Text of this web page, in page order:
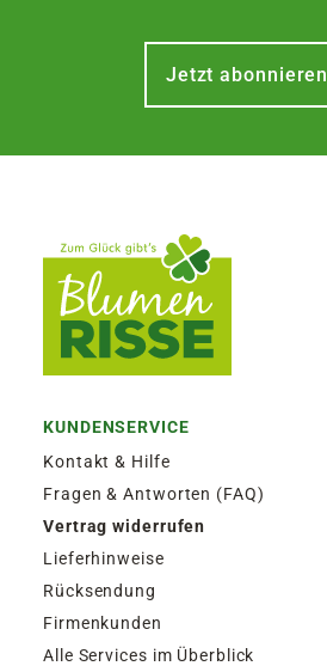
Jetzt abonnieren
KUNDENSERVICE
Kontakt & Hilfe
Fragen & Antworten (FAQ)
Vertrag widerrufen
Lieferhinweise
Rücksendung
Firmenkunden
Alle Services im Überblick